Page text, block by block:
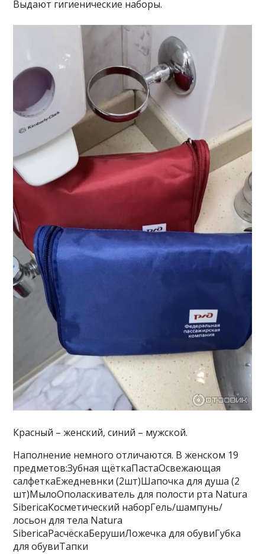
Выдают гигиенические наборы.
Красный – женский, синий – мужской.
Наполнение немного отличаются. В женском 19
предметов:Зубная щёткаПастаОсвежающая
салфеткаЕжедневнки (2шт)Шапочка для душа (2
шт)МылоОполаскиватель для полости рта Natura
SibericaКосметический наборГель/шампунь/
лосьон для тела Natura
SibericaРасчёскаБерушиЛожечка для обувиГубка
для обувиТапки